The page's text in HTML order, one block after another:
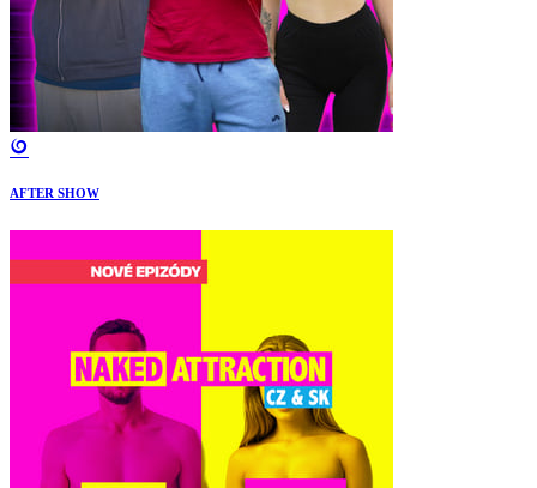
AFTER SHOW